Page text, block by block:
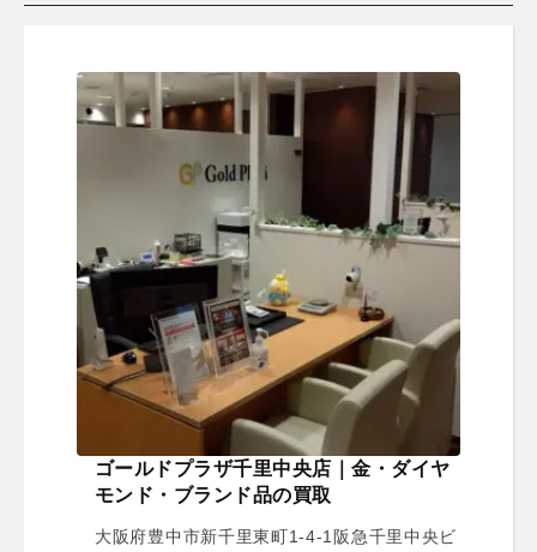
ゴールドプラザ千里中央店｜金・ダイヤ
モンド・ブランド品の買取
大阪府豊中市新千里東町1-4-1阪急千里中央ビ